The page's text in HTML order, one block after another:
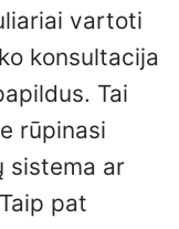
vartoti
konsultacija
Tai
rūpinasi
sistema ar
pat